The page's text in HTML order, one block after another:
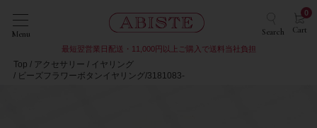
Menu Search Cart
0
最短翌営業日配送・11,000円以上ご購入で送料当社負担
Top アクセサリー
イヤリング
ビーズフラワーボタンイヤリング/3181083-